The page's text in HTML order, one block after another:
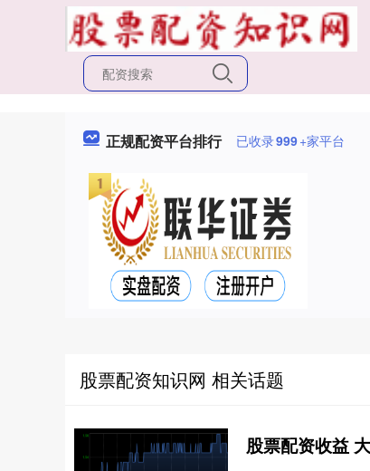
正规配资平台排行 已收录999+家平台
股票配资知识网 相关话题
股票配资收益